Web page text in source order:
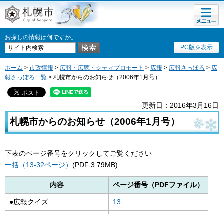
札幌市
お探しの情報は何ですか。
PC版を表示
メニュ
ー
ホーム > 市政情報 > 広報・広聴・シティプロモート > 広報 > 広報さっぽろ > 広
報さっぽろ一覧 > 札幌市からのお知らせ（2006年1月号）
更新日：2016年3月16日
札幌市からのお知らせ（2006年1月号）
下表のページ番号をクリックしてご覧ください
一括（13-32ページ） (PDF 3.79MB)
内容 ページ番号（PDFファイル）
●広報クイズ 13